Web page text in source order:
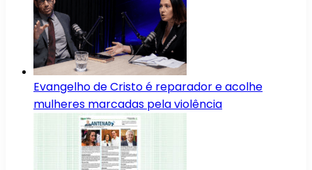
Evangelho de Cristo é reparador e acolhe
mulheres marcadas pela violência